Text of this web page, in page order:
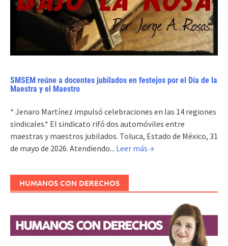
SMSEM reúne a docentes jubilados en festejos por el Día de la
Maestra y el Maestro
* Jenaro Martínez impulsó celebraciones en las 14 regiones
sindicales.* El sindicato rifó dos automóviles entre
maestras y maestros jubilados. Toluca, Estado de México, 31
de mayo de 2026. Atendiendo... Leer más →
HUMANOS CON DERECHOS